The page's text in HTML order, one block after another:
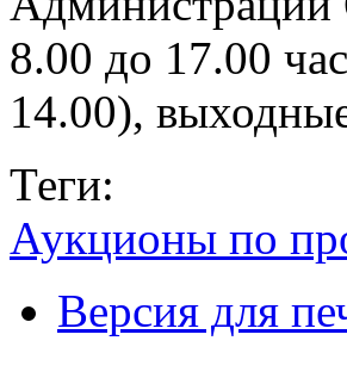
8.00 до 17.00
14.00),
Теги:
Аукционы по
Версия для